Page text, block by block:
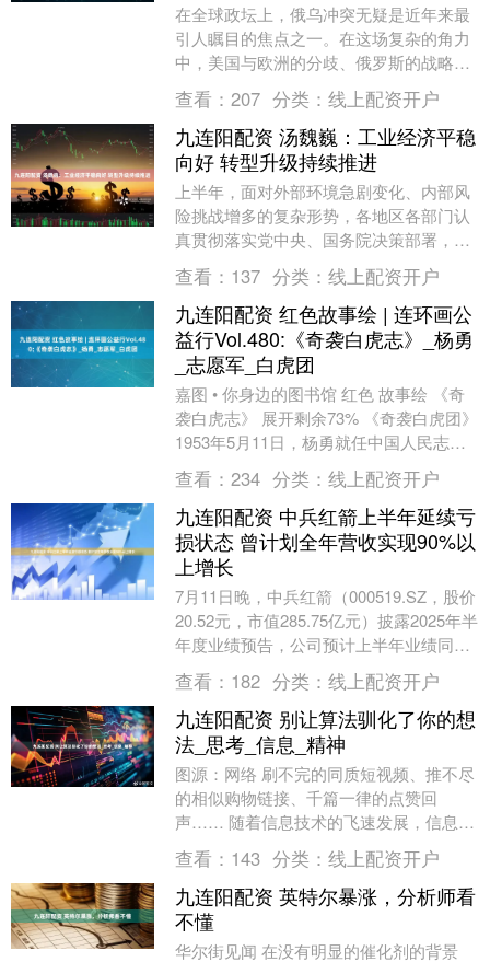
在全球政坛上，俄乌冲突无疑是近年来最
引人瞩目的焦点之一。在这场复杂的角力
中，美国与欧洲的分歧、俄罗斯的战略考
虑，以及特朗普的频繁言辞，都为局势增
添了更多变数和悬....
查看： 207 分类： 线上配资开户
九连阳配资 汤魏巍：工业经济平稳
向好 转型升级持续推进
上半年，面对外部环境急剧变化、内部风
险挑战增多的复杂形势，各地区各部门认
真贯彻落实党中央、国务院决策部署，宏
观政策组合持续发力，工业经济总体平稳
向好。多数行业、....
查看： 137 分类： 线上配资开户
九连阳配资 红色故事绘 | 连环画公
益行Vol.480:《奇袭白虎志》_杨勇
_志愿军_白虎团
嘉图 • 你身边的图书馆 红色 故事绘 《奇
袭白虎志》 展开剩余73% 《奇袭白虎团》
1953年5月11日，杨勇就任中国人民志愿
军第20兵团司令员，入朝参战。....
查看： 234 分类： 线上配资开户
九连阳配资 中兵红箭上半年延续亏
损状态 曾计划全年营收实现90%以
上增长
7月11日晚，中兵红箭（000519.SZ，股价
20.52元，市值285.75亿元）披露2025年半
年度业绩预告，公司预计上半年业绩同比
由盈转亏，今年上半年归母....
查看： 182 分类： 线上配资开户
九连阳配资 别让算法驯化了你的想
法_思考_信息_精神
图源：网络 刷不完的同质短视频、推不尽
的相似购物链接、千篇一律的点赞回
声…… 随着信息技术的飞速发展，信息算
法推荐在给用户带来个性化内容推送便利
的同时，也引发了....
查看： 143 分类： 线上配资开户
九连阳配资 英特尔暴涨，分析师看
不懂
华尔街见闻 在没有明显的催化剂的背景